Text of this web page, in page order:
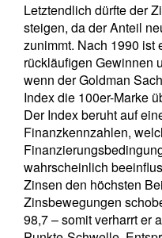
Letztendlich dürfte der
steigen, da der Anteil
zunimmt. Nach 1990 ist
rückläufigen Gewinnen
wenn der Goldman
Index die 100er-Marke
Der Index beruht auf
Finanzkennzahlen,
wahrscheinlich
Zinsen den höchsten
Zinsbewegungen
98,7 – somit verharrt er